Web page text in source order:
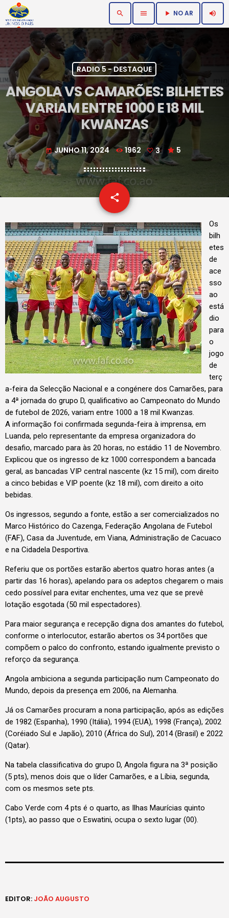
search menu play_arrow NO AR volume_up
RADIO 5 - DESTAQUE
ANGOLA VS CAMARÕES: BILHETES
VARIAM ENTRE 1000 E 18 MIL
KWANZAS
today JUNHO 11, 2024 1962 3 5
share
email
Os
bilh
etes
de
ace
sso
ao
está
dio
para
o
jogo
de
terç
a-feira da Selecção Nacional e a congénere dos Camarões, para
a 4ª jornada do grupo D, qualificativo ao Campeonato do Mundo
de futebol de 2026, variam entre 1000 a 18 mil Kwanzas.
A informação foi confirmada segunda-feira à imprensa, em
Luanda, pelo representante da empresa organizadora do
desafio, marcado para às 20 horas, no estádio 11 de Novembro.
Explicou que os ingresso de kz 1000 correspondem a bancada
geral, as bancadas VIP central nascente (kz 15 mil), com direito
a cinco bebidas e VIP poente (kz 18 mil), com direito a oito
bebidas.
Os ingressos, segundo a fonte, estão a ser comercializados no
Marco Histórico do Cazenga, Federação Angolana de Futebol
(FAF), Casa da Juventude, em Viana, Administração de Cacuaco
e na Cidadela Desportiva.
Referiu que os portões estarão abertos quatro horas antes (a
partir das 16 horas), apelando para os adeptos chegarem o mais
cedo possível para evitar enchentes, uma vez que se prevê
lotação esgotada (50 mil espectadores).
Para maior segurança e recepção digna dos amantes do futebol,
conforme o interlocutor, estarão abertos os 34 portões que
compõem o palco do confronto, estando igualmente previsto o
reforço da segurança.
Angola ambiciona a segunda participação num Campeonato do
Mundo, depois da presença em 2006, na Alemanha.
Já os Camarões procuram a nona participação, após as edições
de 1982 (Espanha), 1990 (Itália), 1994 (EUA), 1998 (França), 2002
(Coréiado Sul e Japão), 2010 (África do Sul), 2014 (Brasil) e 2022
(Qatar).
Na tabela classificativa do grupo D, Angola figura na 3ª posição
(5 pts), menos dois que o líder Camarões, e a Líbia, segunda,
com os mesmos sete pts.
Cabo Verde com 4 pts é o quarto, as Ilhas Maurícias quinto
(1pts), ao passo que o Eswatini, ocupa o sexto lugar (00).
EDITOR: JOÃO AUGUSTO